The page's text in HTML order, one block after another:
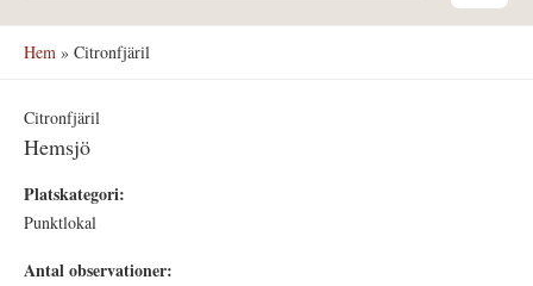
Hem » Citronfjäril
Citronfjäril
Hemsjö
Platskategori:
Punktlokal
Antal observationer: